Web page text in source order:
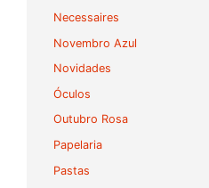
Necessaires
Novembro Azul
Novidades
Óculos
Outubro Rosa
Papelaria
Pastas